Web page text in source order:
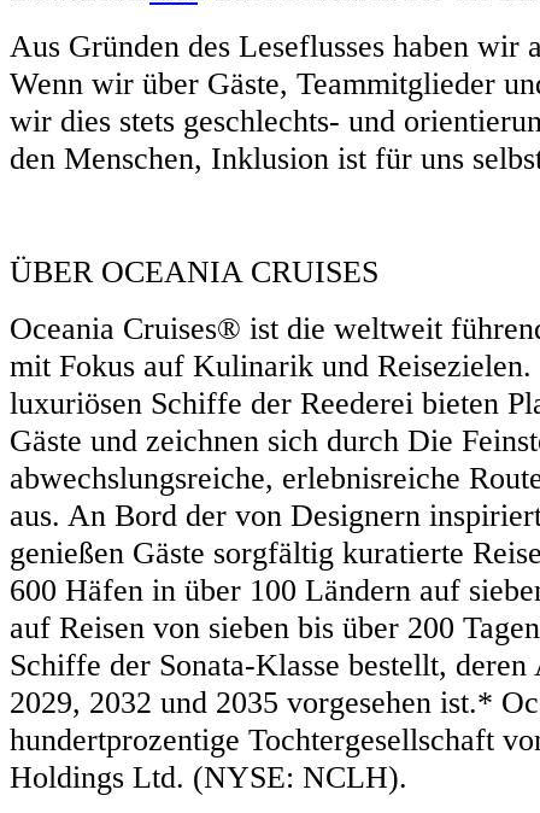
Aus Gründen des Leseflusses haben wir
Wenn wir über Gäste, Teammitglieder
wir dies stets geschlechts- und
den Menschen, Inklusion ist für uns
ÜBER OCEANIA CRUISES
Oceania Cruises® ist die weltweit
mit Fokus auf Kulinarik und
luxuriösen Schiffe der Reederei bieten
Gäste und zeichnen sich durch Die
abwechslungsreiche, erlebnisreiche
aus. An Bord der von Designern
genießen Gäste sorgfältig kuratierte
600 Häfen in über 100 Ländern auf
auf Reisen von sieben bis über 200
Schiffe der Sonata-Klasse bestellt,
2029, 2032 und 2035 vorgesehen ist.*
hundertprozentige Tochtergesellschaft
Holdings Ltd. (NYSE: NCLH).